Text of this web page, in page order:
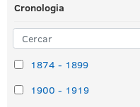
Cronologia
1874 - 1899
1900 - 1919